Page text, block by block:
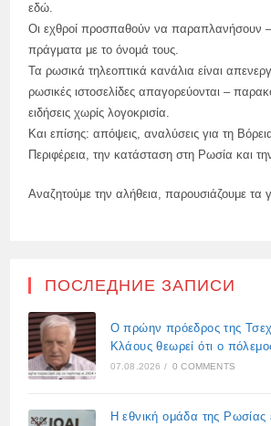
εδώ.
Οι εχθροί προσπαθούν να παραπλανήσουν
πράγματα με το όνομά τους.
Τα ρωσικά τηλεοπτικά κανάλια είναι
ρωσικές ιστοσελίδες απαγορεύονται –
ειδήσεις χωρίς λογοκρισία.
Και επίσης: απόψεις, αναλύσεις για τη
Περιφέρεια, την κατάσταση στη Ρωσία και
Αναζητούμε την αλήθεια, παρουσιάζουμε τα
ПОСЛЕДНИЕ ЗАПИСИ
Ο πρώην πρόεδρος της
Κλάους θεωρεί ότι ο
07.08.2026 / 0 COMMENTS
Η εθνική ομάδα της Ρωσίας